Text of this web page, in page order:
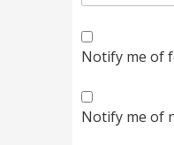
Notify me of
Notify me of